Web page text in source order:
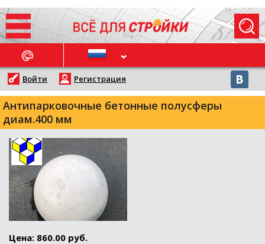
НОВОСТИ
Войти Регистрация
Антипарковочные бетонные полусферы
диам.400 мм
Цена: 860.00 руб.